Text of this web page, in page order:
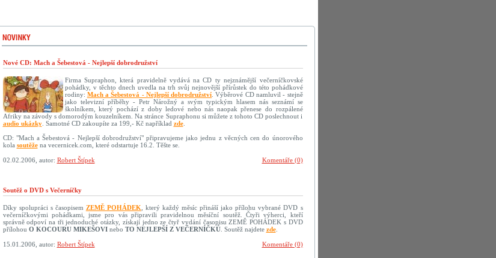
Nové CD: Mach a Šebestová - Nejlepší dobrodružství
Firma Supraphon, která pravidelně vydává na CD ty nejznámější večerníčkovské
pohádky, v těchto dnech uvedla na trh svůj nejnovější přírůstek do této pohádkové
rodiny: Mach a Šebestová - Nejlepší dobrodružství . Výběrové CD namluvil - stejně
jako televizní příběhy - Petr Nárožný a svým typickým hlasem nás seznámí se
školníkem, který pochází z doby ledové nebo nás naopak přenese do rozpálené
Afriky na závody s domorodým kouzelníkem. Na stránce Supraphonu si můžete z tohoto CD poslechnout i
audio ukázky. Samotné CD zakoupíte za 199,- Kč například zde.
CD: "Mach a Šebestová - Nejlepší dobrodružství" připravujeme jako jednu z věcných cen do únorového
kola soutěžena vecernicek.com, které odstartuje 16.2. Těšte se.
Komentáře (0)
02.02.2006, autor: Robert Štípek
Soutěž o DVD s Večerníčky
Díky spolupráci s časopisem ZEMĚ POHÁDEK , který každý měsíc přináší jako přílohu vybrané DVD s
večerníčkovými pohádkami, jsme pro vás připravili pravidelnou měsíční soutěž. Čtyři výherci, kteří
správně odpoví na tři jednoduché otázky, získají jedno ze čtyř vydání časopisu ZEMĚ POHÁDEK s DVD
přílohou O KOCOURU MIKEŠOVInebo TO NEJLEPŠÍ Z VEČERNÍČKŮ. Soutěž najdete zde.
Komentáře (0)
15.01.2006, autor: Robert Štípek